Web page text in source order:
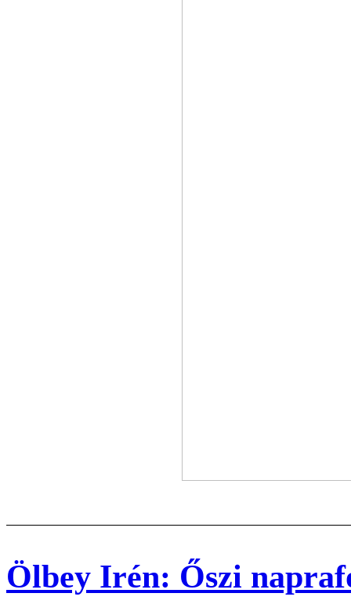
Ölbey Irén: Őszi